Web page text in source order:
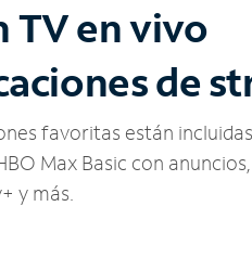
TV en vivo
de
favoritas están
Max Basic con
y más.